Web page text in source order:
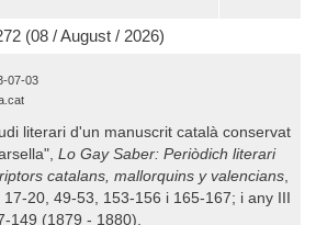
(08 / August / 2026)
07-03
literari d'un manuscrit català conservat
Lo Gay Saber: Periòdich literari
catalans, mallorquins y valencians,
20, 49-53, 153-156 i 165-167; i any III
149 (1879 - 1880).